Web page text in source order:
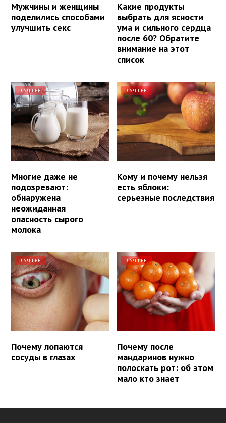
Мужчины и женщины
поделились способами
улучшить секс
Какие продукты
выбрать для ясности
ума и сильного сердца
после 60? Обратите
внимание на этот
список
ЛУЧШЕЕ
Многие даже не
подозревают:
обнаружена
неожиданная
опасность сырого
молока
ЛУЧШЕЕ
Кому и почему нельзя
есть яблоки:
серьезные последствия
ЛУЧШЕЕ
Почему лопаются
сосуды в глазах
ЛУЧШЕЕ
Почему после
мандаринов нужно
полоскать рот: об этом
мало кто знает